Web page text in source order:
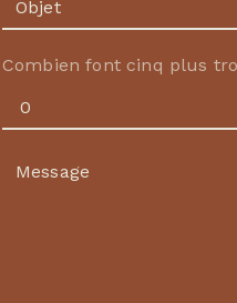
Combien font cinq plus